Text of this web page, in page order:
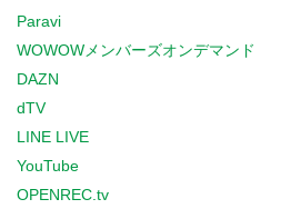
Paravi
WOWOWメンバーズオンデマンド
DAZN
dTV
LINE LIVE
YouTube
OPENREC.tv